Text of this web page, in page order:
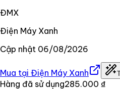
ĐMX
Điện Máy Xanh
Cập nhật 06/08/2026
Mua tại Điện Máy Xanh
Hàng đã sử dụng285.000 ₫